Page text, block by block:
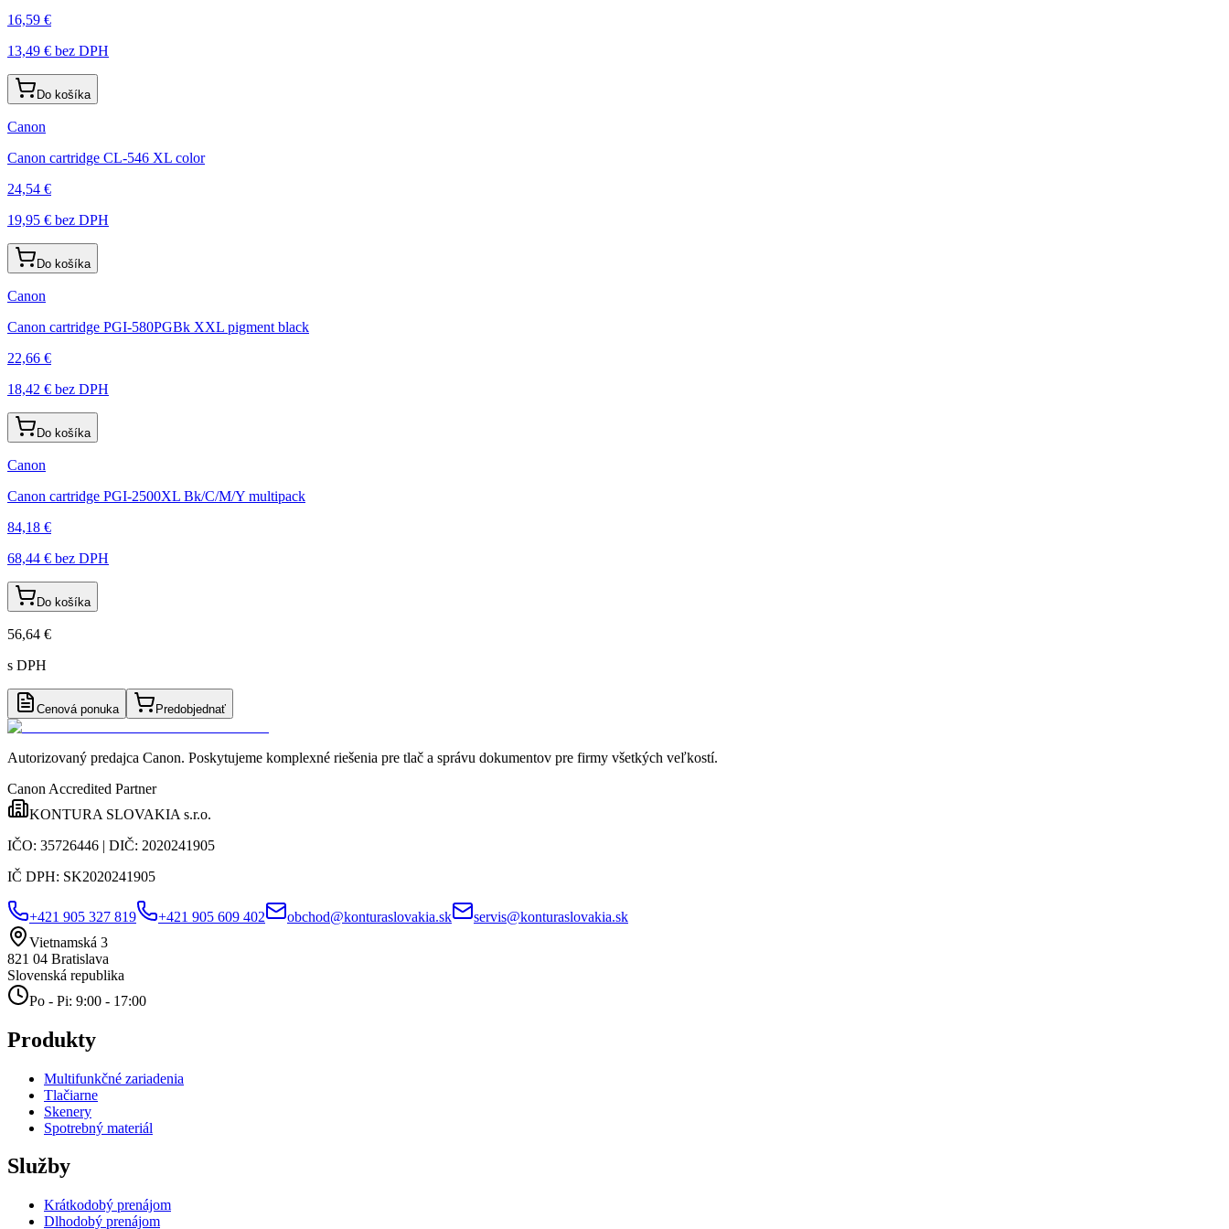
16,59 €
13,49 € bez DPH
Do košíka
Canon
Canon cartridge CL-546 XL color
24,54 €
19,95 € bez DPH
Do košíka
Canon
Canon cartridge PGI-580PGBk XXL pigment black
22,66 €
18,42 € bez DPH
Do košíka
Canon
Canon cartridge PGI-2500XL Bk/C/M/Y multipack
84,18 €
68,44 € bez DPH
Do košíka
56,64 €
s DPH
Cenová ponuka Predobjednať
Autorizovaný predajca Canon. Poskytujeme komplexné riešenia pre tlač a správu dokumentov pre firmy všetkých veľkostí.
Canon Accredited Partner
KONTURA SLOVAKIA s.r.o.
IČO: 35726446 | DIČ: 2020241905
IČ DPH: SK2020241905
+421 905 327 819 +421 905 609 402 obchod@konturaslovakia.sk
servis@konturaslovakia.sk
Vietnamská 3
821 04 Bratislava
Slovenská republika
Po - Pi: 9:00 - 17:00
Produkty
Multifunkčné zariadenia
Tlačiarne
Skenery
Spotrebný materiál
Služby
Krátkodobý prenájom
Dlhodobý prenájom